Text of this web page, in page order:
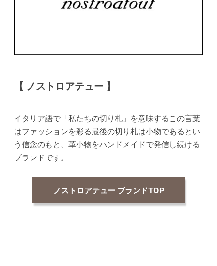
【 ノストロアテュー 】
イタリア語で「私たちの切り札」を意味するこの言葉
はファッションを彩る最後の切り札は小物であるとい
う信念のもと、革小物をハンドメイドで発信し続ける
ブランドです。
ノストロアテュー ブランドTOP